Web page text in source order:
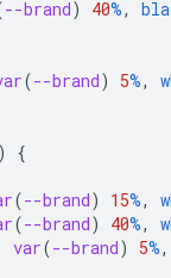
--brand) 40%,
(--brand) 5%,
)
{
(--brand) 15%,
(--brand) 40%,
var(--brand) 5%,